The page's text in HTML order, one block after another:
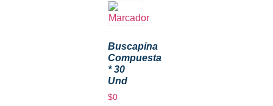
Buscapina
Compuesta
* 30
Und
$0